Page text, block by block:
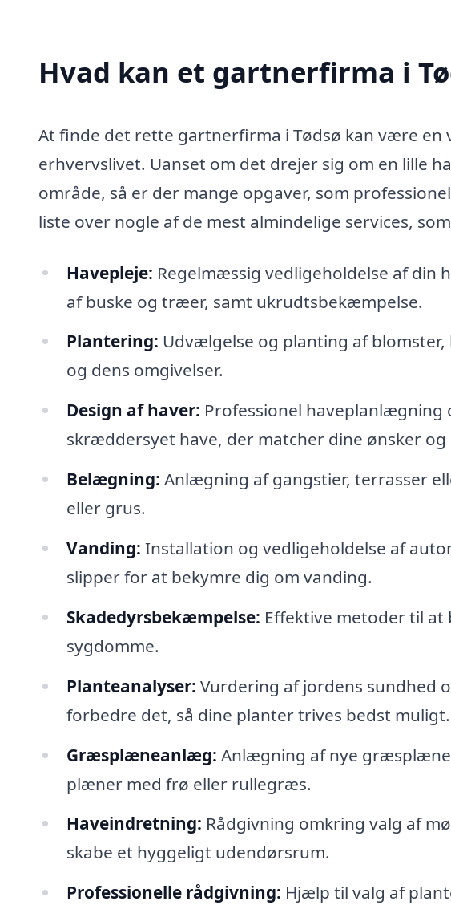
Hvad kan et gartnerfirma i
At finde det rette gartnerfirma i Tødsø kan være
erhvervslivet. Uanset om det drejer sig om en lille
område, så er der mange opgaver, som
liste over nogle af de mest almindelige services,
Havepleje: Regelmæssig vedligeholdelse af
af buske og træer, samt ukrudtsbekæmpelse.
Plantering: Udvælgelse og planting af
og dens omgivelser.
Design af haver: Professionel haveplanlægning
skræddersyet have, der matcher dine ønsker og
Belægning: Anlægning af gangstier, terrasser
eller grus.
Vanding: Installation og vedligeholdelse af
slipper for at bekymre dig om vanding.
Skadedyrsbekæmpelse: Effektive metoder til
sygdomme.
Planteanalyser: Vurdering af jordens sundhed
forbedre det, så dine planter trives bedst muligt.
Græsplæneanlæg: Anlægning af nye
plæner med frø eller rullegræs.
Haveindretning: Rådgivning omkring valg af
skabe et hyggeligt udendørsrum.
Professionelle rådgivning: Hjælp til valg af